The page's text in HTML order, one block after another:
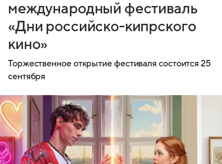
международный фестиваль
«Дни российско-кипрского
кино»
Торжественное открытие фестиваля состоится 25
сентября